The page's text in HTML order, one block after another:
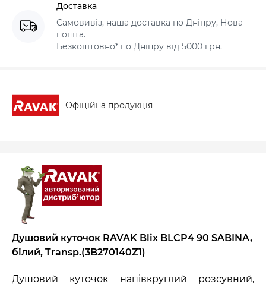
Доставка
Самовивіз, наша доставка по Дніпру, Нова
пошта.
Безкоштовно* по Дніпру від 5000 грн.
Офіційна продукція
Душовий куточок RAVAK Blix BLCP4 90 SABINA,
білий, Transp.(3B270140Z1)
Душовий куточок напівкруглий розсувний,